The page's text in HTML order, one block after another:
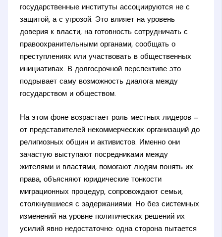
государственные институты ассоциируются не с
защитой, а с угрозой. Это влияет на уровень
доверия к власти, на готовность сотрудничать с
правоохранительными органами, сообщать о
преступлениях или участвовать в общественных
инициативах. В долгосрочной перспективе это
подрывает саму возможность диалога между
государством и обществом.
На этом фоне возрастает роль местных лидеров —
от представителей некоммерческих организаций до
религиозных общин и активистов. Именно они
зачастую выступают посредниками между
жителями и властями, помогают людям понять их
права, объясняют юридические тонкости
миграционных процедур, сопровождают семьи,
столкнувшиеся с задержаниями. Но без системных
изменений на уровне политических решений их
усилий явно недостаточно: одна сторона пытается